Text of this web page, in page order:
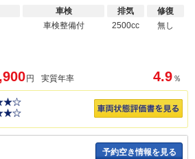
車検
車検整備付
排気
2500cc
修復
無し
円 実質年率 4.9 ％
予約空き情報を見る